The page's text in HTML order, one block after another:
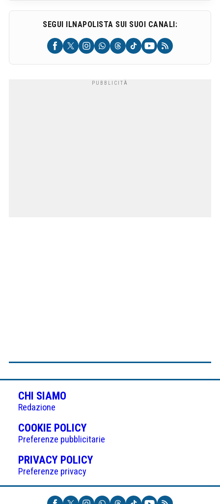
SEGUI ILNAPOLISTA SUI SUOI CANALI:
CHI SIAMO
Redazione
COOKIE POLICY(APRE
IN
UNA
NUOVA
Preferenze pubblicitarie
PRIVACY POLICY(APRE
UNA
NUOVA
Preferenze privacy